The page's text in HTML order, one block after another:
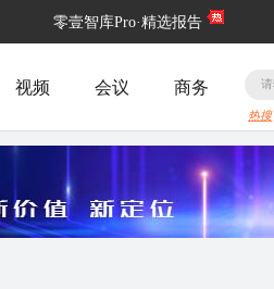
零壹智库Pro·精选报告
视频 会议 商务
热搜